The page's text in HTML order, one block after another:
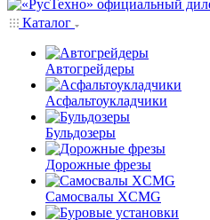
Каталог
Автогрейдеры
Асфальтоукладчики
Бульдозеры
Дорожные фрезы
Самосвалы XCMG